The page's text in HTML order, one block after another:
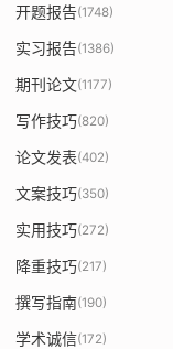
开题报告(1748)
实习报告(1386)
期刊论文(1177)
写作技巧(820)
论文发表(402)
文案技巧(350)
实用技巧(272)
降重技巧(217)
撰写指南(190)
学术诚信(172)